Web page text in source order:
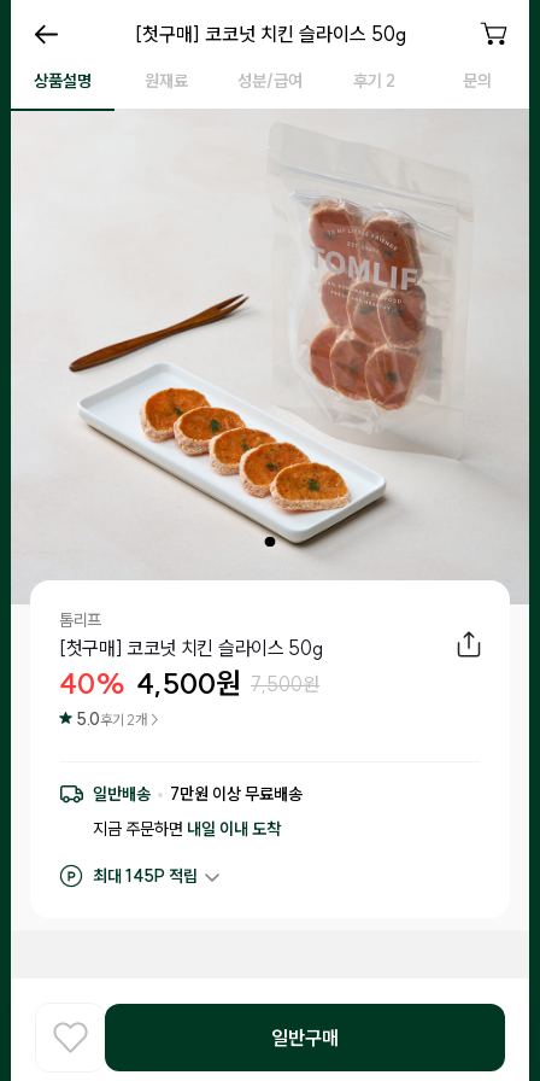
[첫구매] 코코넛 치킨 슬라이스 50g
[첫구매] 코코넛 치킨 슬라이스 50g
상품설명 원재료 성분/급여 후기 2 문의
[첫구매] 코코넛 치킨 슬라이스 50g
톰리프
[첫구매] 코코넛 치킨 슬라이스 50g
40% 4,500원 7,500원
5.0후기 2개 >
일반배송 7만원 이상 무료배송
지금 주문하면 내일 이내 도착
최대145P 적립
후기 2
홈
일반구매